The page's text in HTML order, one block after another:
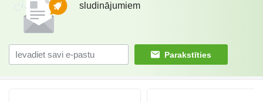
sludinājumiem
Parakstīties